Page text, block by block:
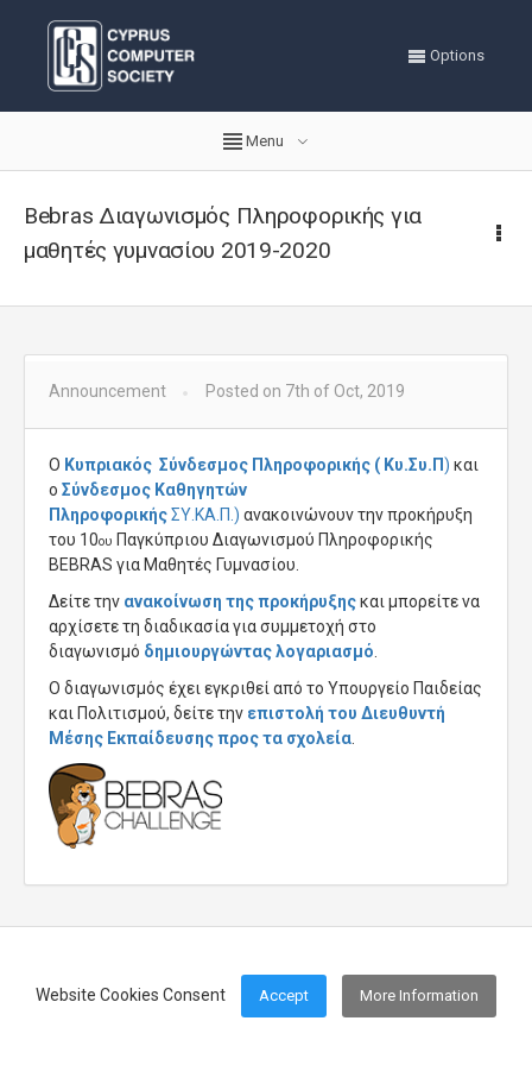
Website Cookies Consent Accept More Information
Options
Menu
Bebras Διαγωνισμός Πληροφορικής για
μαθητές γυμνασίου 2019-2020
Announcement Posted on 7th of Oct, 2019
O Κυπριακός Σύνδεσμος Πληροφορικής ( Κυ.Συ.Π) και
ο Σύνδεσμος Καθηγητών
ΠληροφορικήςΣΥ.ΚΑ.Π.) ανακοινώνουν την προκήρυξη
του 10ου Παγκύπριου Διαγωνισμού Πληροφορικής
BEBRAS για Μαθητές Γυμνασίου.
Δείτε την ανακοίνωση της προκήρυξηςκαι μπορείτε να
αρχίσετε τη διαδικασία για συμμετοχή στο
διαγωνισμό δημιουργώντας λογαριασμό
O διαγωνισμός έχει εγκριθεί από το Υπουργείο Παιδείας
και Πολιτισμού, δείτε την επιστολή του Διευθυντή
Μέσης Εκπαίδευσης προς τα σχολεία